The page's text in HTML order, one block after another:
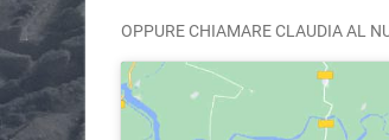
OPPURE CHIAMARE CLAUDIA AL